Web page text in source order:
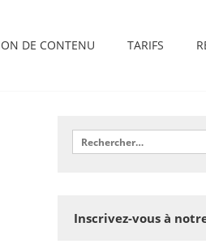
DE CONTENU TARIFS
Inscrivez-vous à